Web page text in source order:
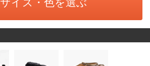
サイズ・色を選ぶ